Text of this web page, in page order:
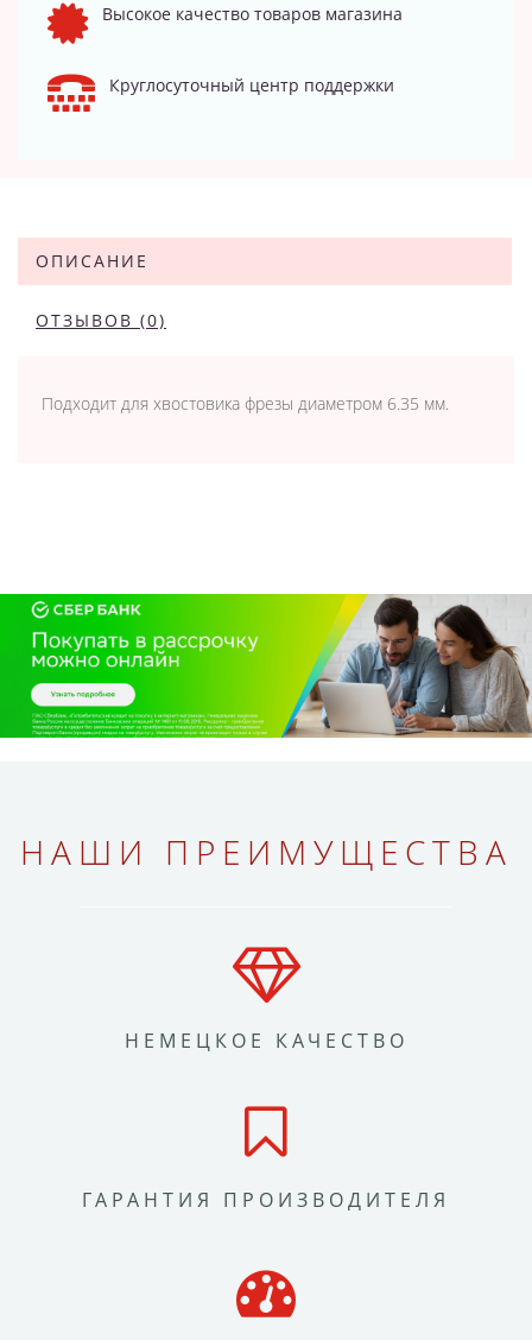
Высокое качество товаров магазина
Круглосуточный центр поддержки
ОПИСАНИЕ
ОТЗЫВОВ (0)
Подходит для хвостовика фрезы диаметром 6.35 мм.
НАШИ ПРЕИМУЩЕСТВА
НЕМЕЦКОЕ КАЧЕСТВО
ГАРАНТИЯ ПРОИЗВОДИТЕЛЯ